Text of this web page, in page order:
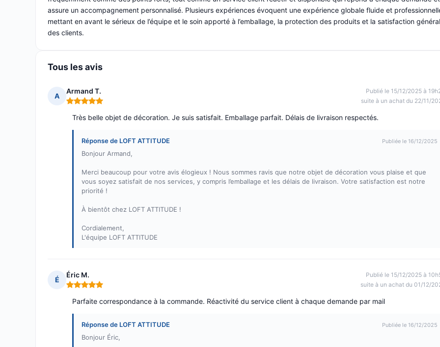
assure un accompagnement personnalisé. Plusieurs expériences évoquent une expérience globale fluide et
mettant en avant le sérieux de l’équipe et le soin apporté à l’emballage, la protection des produits et la satisfaction
des clients.
Tous les avis
A
Armand T.
Note : 5 sur 5
Publié le 15/12/2025 à
suite à un achat du 22/11/
Très belle objet de décoration. Je suis satisfait. Emballage parfait. Délais de livraison respectés.
Réponse de LOFT ATTITUDE Publiée le 16/12/2025
Bonjour Armand,
Merci beaucoup pour votre avis élogieux ! Nous sommes ravis que notre objet de décoration vous plaise et que
vous soyez satisfait de nos services, y compris l’emballage et les délais de livraison. Votre satisfaction est notre
priorité !
À bientôt chez LOFT ATTITUDE !
Cordialement,
L'équipe LOFT ATTITUDE
É
Éric M.
Note : 5 sur 5
Publié le 15/12/2025 à
suite à un achat du 01/12/
Parfaite correspondance à la commande. Réactivité du service client à chaque demande par mail
Réponse de LOFT ATTITUDE Publiée le 16/12/2025
Bonjour Éric,